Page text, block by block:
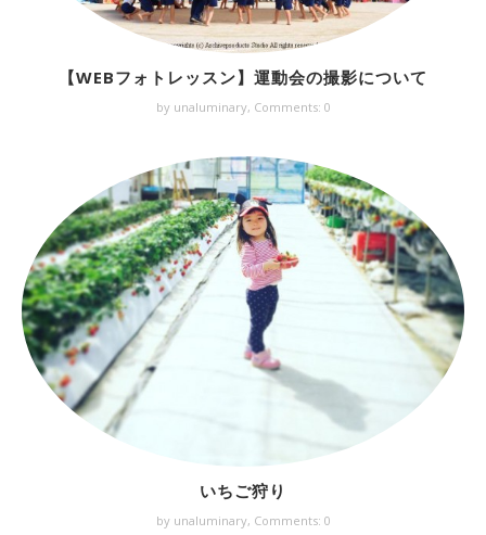
【WEBフォトレッスン】運動会の撮影について
by unaluminary, Comments: 0
いちご狩り
by unaluminary, Comments: 0